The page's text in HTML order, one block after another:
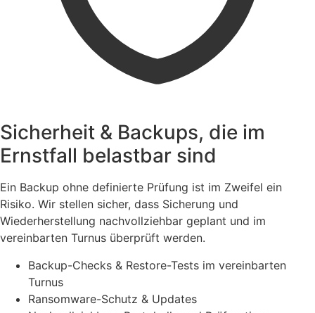
Sicherheit & Backups, die im
Ernstfall belastbar sind
Ein Backup ohne definierte Prüfung ist im Zweifel ein
Risiko. Wir stellen sicher, dass Sicherung und
Wiederherstellung nachvollziehbar geplant und im
vereinbarten Turnus überprüft werden.
Backup-Checks & Restore-Tests im vereinbarten
Turnus
Ransomware-Schutz & Updates